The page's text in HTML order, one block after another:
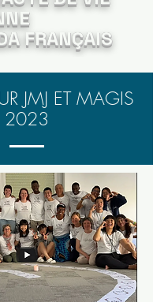
FRANÇAIS
JMJ ET MAGIS
2023